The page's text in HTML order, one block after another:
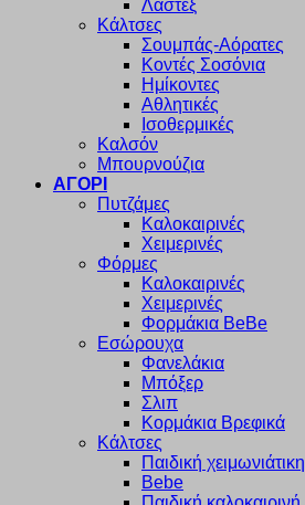
Λαστέξ
Κάλτσες
Σουμπάς-Αόρατες
Κοντές Σοσόνια
Ημίκοντες
Αθλητικές
Ισοθερμικές
Καλσόν
Μπουρνούζια
ΑΓΟΡΙ
Πυτζάμες
Καλοκαιρινές
Χειμερινές
Φόρμες
Καλοκαιρινές
Χειμερινές
Φορμάκια BeBe
Εσώρουχα
Φανελάκια
Μπόξερ
Σλιπ
Κορμάκια Βρεφικά
Κάλτσες
Παιδική χειμωνιάτικη
Bebe